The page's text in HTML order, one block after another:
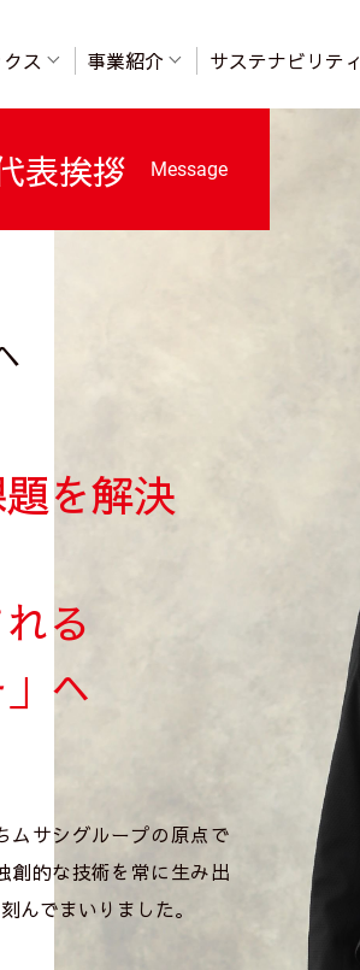
ス 事業紹介 サステナビリティ
表挨拶 Message
を解決
る
へ
ムサシグループの原点で
創的な技術を常に生み出
んでまいりました。